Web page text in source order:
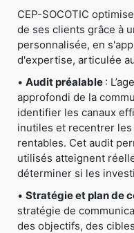
CEP-SOCOTIC
de ses clients grâce à
personnalisée, en
d'expertise, articulée
• Audit préalable :
approfondi de la
identifier les canaux
inutiles et recentrer
rentables. Cet audit
utilisés atteignent
déterminer si les
• Stratégie et plan de
stratégie de
des objectifs, des